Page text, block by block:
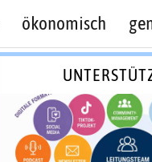
ökonomisch